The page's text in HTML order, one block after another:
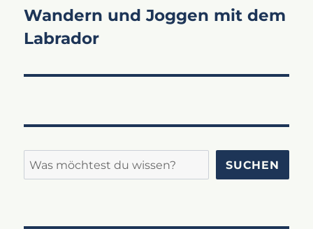
Nächster
Beitrag:
Wandern und Joggen mit dem
Labrador
Suchen SUCHEN